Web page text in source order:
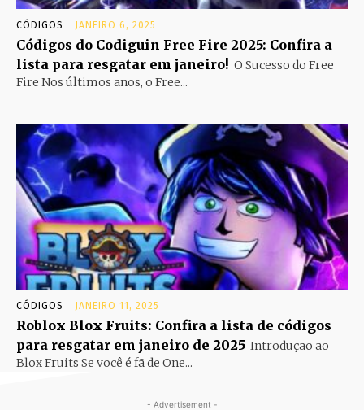
CÓDIGOS JANEIRO 6, 2025
Códigos do Codiguin Free Fire 2025: Confira a
lista para resgatar em janeiro! O Sucesso do Free
Fire Nos últimos anos, o Free...
CÓDIGOS JANEIRO 11, 2025
Roblox Blox Fruits: Confira a lista de códigos
para resgatar em janeiro de 2025 Introdução ao
Blox Fruits Se você é fã de One...
- Advertisement -